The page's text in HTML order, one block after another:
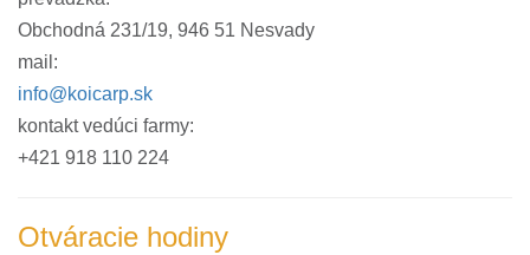
Obchodná 231/19, 946 51 Nesvady
mail:
info@koicarp.sk
kontakt vedúci farmy:
+421 918 110 224
Otváracie hodiny